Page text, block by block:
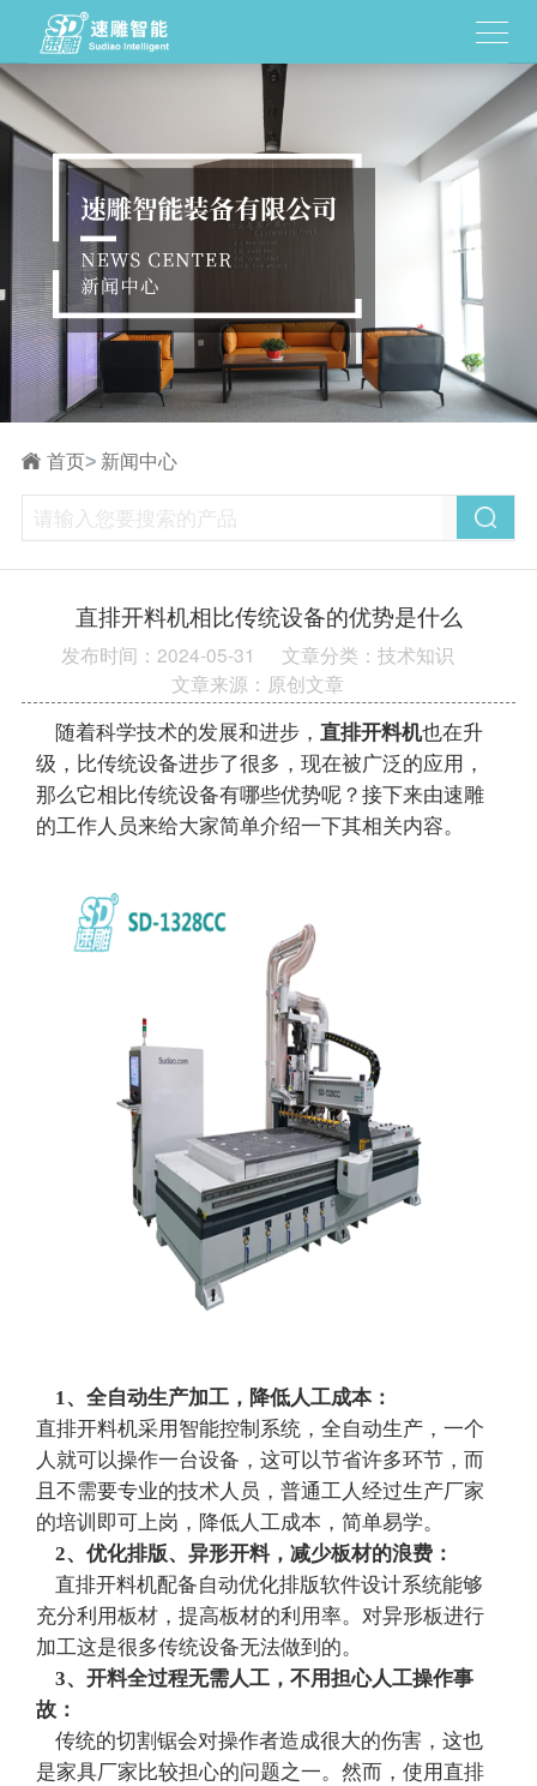
首页> 新闻中心
直排开料机相比传统设备的优势是什么
发布时间：2024-05-31
文章分类：技术知识
文章来源：原创文章
随着科学技术的发展和进步， 直排开料机也在升
级，比传统设备进步了很多，现在被广泛的应用，
那么它相比传统设备有哪些优势呢？接下来由速雕
的工作人员来给大家简单介绍一下其相关内容。
1、全自动生产加工，降低人工成本：
直排开料机采用智能控制系统，全自动生产，一个
人就可以操作一台设备，这可以节省许多环节，而
且不需要专业的技术人员，普通工人经过生产厂家
的培训即可上岗，降低人工成本，简单易学。
2、优化排版、异形开料，减少板材的浪费：
直排开料机配备自动优化排版软件设计系统能够
充分利用板材，提高板材的利用率。对异形板进行
加工这是很多传统设备无法做到的。
3、开料全过程无需人工，不用担心人工操作事
故：
传统的切割锯会对操作者造成很大的伤害，这也
是家具厂家比较担心的问题之一。然而，使用直排